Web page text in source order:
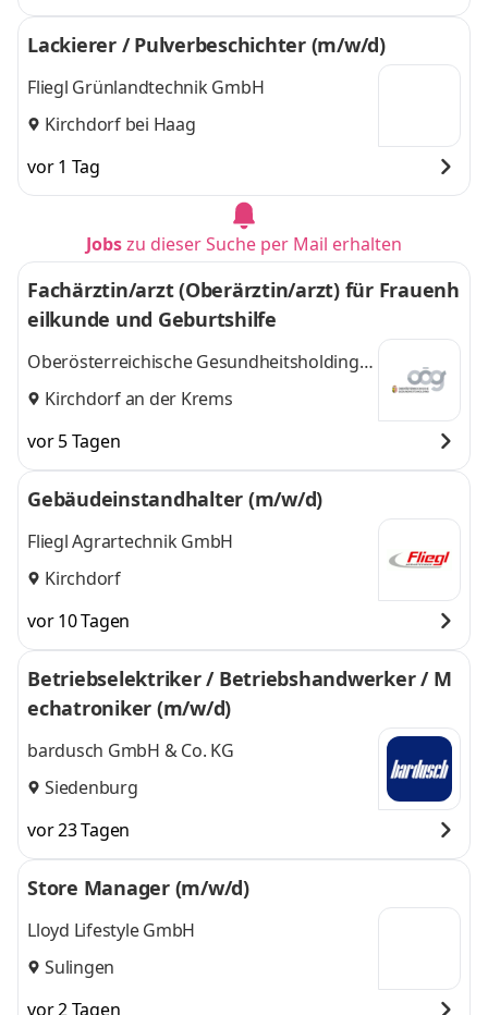
Lackierer / Pulverbeschichter (m/w/d)
Fliegl Grünlandtechnik GmbH
Kirchdorf bei Haag
vor 1 Tag
Jobszu dieser Suche per Mail erhalten
Fachärztin/arzt (Oberärztin/arzt) für Frauenh
eilkunde und Geburtshilfe
Oberösterreichische Gesundheitsholding
GmbH
Kirchdorf an der Krems
vor 5 Tagen
Gebäudeinstandhalter (m/w/d)
Fliegl Agrartechnik GmbH
Kirchdorf
vor 10 Tagen
Betriebselektriker / Betriebshandwerker / M
echatroniker (m/w/d)
bardusch GmbH & Co. KG
Siedenburg
vor 23 Tagen
Store Manager (m/w/d)
Lloyd Lifestyle GmbH
Sulingen
vor 2 Tagen